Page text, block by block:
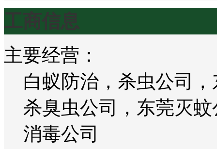
工商信息
主要经营：
白蚁防治，杀虫公司
杀臭虫公司，东莞灭
消毒公司